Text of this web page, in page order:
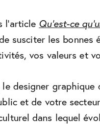
l’article Qu’est-ce
susciter les
vos valeurs et
designer graphique
et de votre
dans lequel